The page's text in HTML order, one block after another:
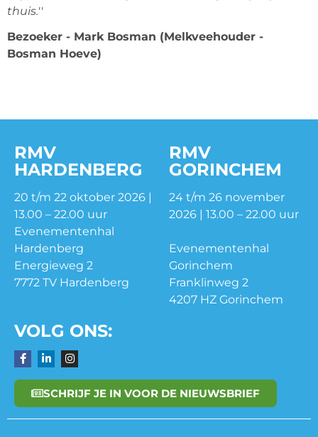
thuis.''
Bezoeker - Mark Bosman (Melkveehouder -
Bosman Hoeve)
RMV
HARDENBERG
20 t/m 22 oktober 2026 |
13.00 – 22.00 uur
Evenementenhal
Hardenberg
Energieweg 2
7772 TV Hardenberg
RMV
GORINCHEM
24 t/m 26 november
2026 | 13.00 – 22.00 uur
Evenementenhal
Gorinchem
Franklinweg 2
4207 HZ Gorinchem
VOLG ONS:
SCHRIJF JE IN VOOR DE NIEUWSBRIEF